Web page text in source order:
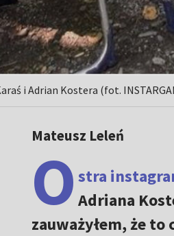
i Adrian Kostera (fot.
Mateusz Leleń
O stra
Adriana
zauważyłem, że